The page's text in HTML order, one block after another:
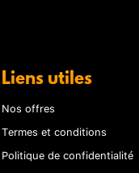
Liens utiles
Nos offres
Termes et conditions
Politique de confidentialité